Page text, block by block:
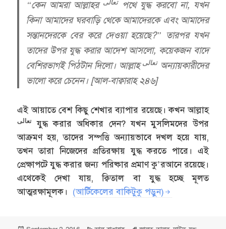
“কেন আমরা আল্লাহর تعالىপথে যুদ্ধ করবো না, যখন
কিনা আমাদের ঘরবাড়ি থেকে আমাদেরকে এবং আমাদের
সন্তানদেরকে বের করে দেওয়া হয়েছে?” তারপর যখন
তাদের উপর যুদ্ধ করার আদেশ আসলো, কয়েকজন বাদে
বেশিরভাগই পিঠটান দিলো। আল্লাহتعالىঅন্যায়কারীদের
ভালো করে চেনেন। [আল-বাক্বারাহ ২৪৬]
এই আয়াতে বেশ কিছু শেখার ব্যাপার রয়েছে। কখন আল্লাহ
تعالى যুদ্ধ করার অধিকার দেন? যখন মুসলিমদের উপর
আক্রমণ হয়, তাদের সম্পত্তি অন্যায়ভাবে দখল হয়ে যায়,
তখন তারা নিজেদের প্রতিরক্ষায় যুদ্ধ করতে পারে। এই
প্রেক্ষাপটে যুদ্ধ করার জন্য পরিষ্কার প্রমাণ কু’রআনে রয়েছে।
এথেকেই দেখা যায়, ক্বিতাল বা যুদ্ধ হচ্ছে মূলত
আত্মরক্ষামূলক। (আর্টিকেলের বাকিটুকু পড়ুন)